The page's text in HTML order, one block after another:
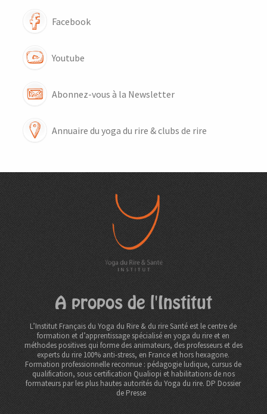
Facebook
Youtube
Abonnez-vous à la Newsletter
Annuaire du yoga du rire & clubs de rire
A propos de l'Institut
L’Institut Français du Yoga du Rire & du rire Santé est le centre de
formation et d’apprentissage spécialisé en yoga du rire et en
méthodes positives qui forme des animateurs, des professeurs et des
experts du rire 100% anti-stress, en France et hors hexagone.
Formation professionnelle reconnue : pédagogie ludique, cursus de
qualification, sous certification Qualiopi et habilitations de nos
formateurs par les plus hautes autorités du Yoga du rire. DPDossier
de Presse